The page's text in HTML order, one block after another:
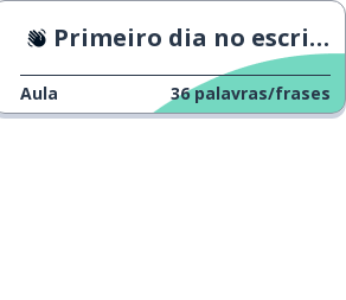
Primeiro dia no escritório
Aula 36 palavras/frases